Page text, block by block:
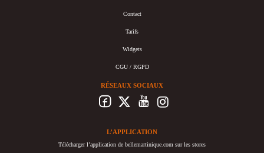
Contact
Tarifs
Widgets
CGU / RGPD
RÉSEAUX SOCIAUX
L’APPLICATION
Télécharger l’application de bellemartinique.com sur les stores